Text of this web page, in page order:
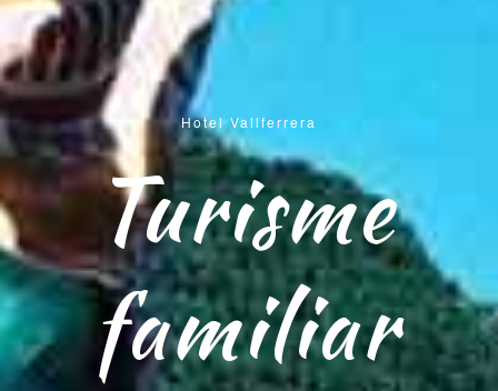
Hotel Vallferrera
Turisme
familiar